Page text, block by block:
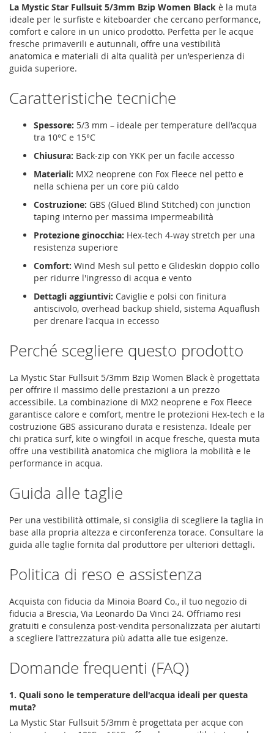
La Mystic Star Fullsuit 5/3mm Bzip Women Black è la muta
ideale per le surfiste e kiteboarder che cercano performance,
comfort e calore in un unico prodotto. Perfetta per le acque
fresche primaverili e autunnali, offre una vestibilità
anatomica e materiali di alta qualità per un'esperienza di
guida superiore.
Caratteristiche tecniche
Spessore: 5/3 mm – ideale per temperature dell'acqua
tra 10°C e 15°C
Chiusura: Back-zip con YKK per un facile accesso
Materiali: MX2 neoprene con Fox Fleece nel petto e
nella schiena per un core più caldo
Costruzione: GBS (Glued Blind Stitched) con junction
taping interno per massima impermeabilità
Protezione ginocchia: Hex-tech 4-way stretch per una
resistenza superiore
Comfort: Wind Mesh sul petto e Glideskin doppio collo
per ridurre l'ingresso di acqua e vento
Dettagli aggiuntivi: Caviglie e polsi con finitura
antiscivolo, overhead backup shield, sistema Aquaflush
per drenare l'acqua in eccesso
Perché scegliere questo prodotto
La Mystic Star Fullsuit 5/3mm Bzip Women Black è progettata
per offrire il massimo delle prestazioni a un prezzo
accessibile. La combinazione di MX2 neoprene e Fox Fleece
garantisce calore e comfort, mentre le protezioni Hex-tech e la
costruzione GBS assicurano durata e resistenza. Ideale per
chi pratica surf, kite o wingfoil in acque fresche, questa muta
offre una vestibilità anatomica che migliora la mobilità e le
performance in acqua.
Guida alle taglie
Per una vestibilità ottimale, si consiglia di scegliere la taglia in
base alla propria altezza e circonferenza torace. Consultare la
guida alle taglie fornita dal produttore per ulteriori dettagli.
Politica di reso e assistenza
Acquista con fiducia da Minoia Board Co., il tuo negozio di
fiducia a Brescia, Via Leonardo Da Vinci 24. Offriamo resi
gratuiti e consulenza post-vendita personalizzata per aiutarti
a scegliere l'attrezzatura più adatta alle tue esigenze.
Domande frequenti (FAQ)
1. Quali sono le temperature dell'acqua ideali per questa
muta?
La Mystic Star Fullsuit 5/3mm è progettata per acque con